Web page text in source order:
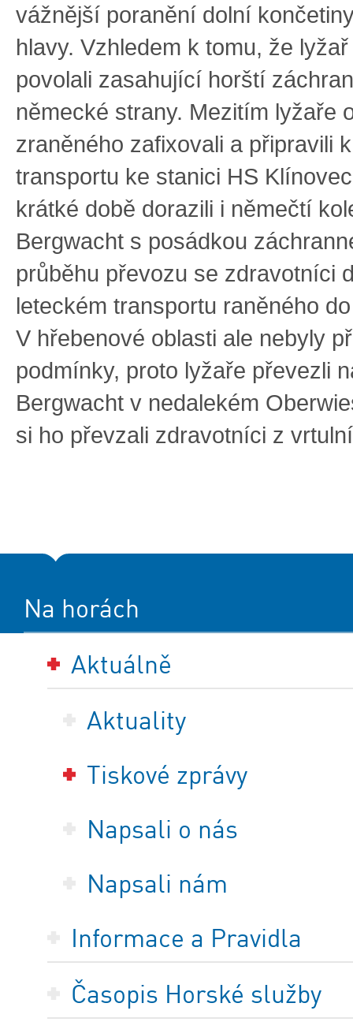
vážnější poranění dolní
hlavy. Vzhledem k tomu, že
povolali zasahující horští
německé strany. Mezitím lyžaře
zraněného zafixovali a připravili
transportu ke stanici HS
krátké době dorazili i němečtí
Bergwacht s posádkou
průběhu převozu se zdravotníci
leteckém transportu raněného
V hřebenové oblasti ale nebyly
podmínky, proto lyžaře převezli
Bergwacht v nedalekém
si ho převzali zdravotníci z
Na horách
Aktuálně
Aktuality
Tiskové zprávy
Napsali o nás
Napsali nám
Informace a Pravidla
Časopis Horské služby